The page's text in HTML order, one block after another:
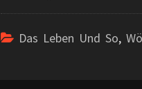
Das Leben Und So,